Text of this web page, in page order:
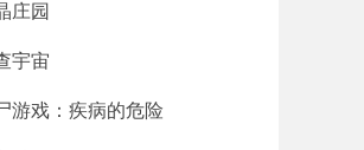
庄园
宇宙
游戏：疾病的危险